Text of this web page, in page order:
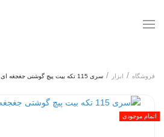
فروشگاه ابزار سری 115 تکه بیت پیچ گوشتی جغجغه ای برند پارکساید آلمان
اتمام موجودی